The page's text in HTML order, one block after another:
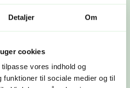
Detaljer Om
cookies
vores indhold og
funktioner til sociale medier og til
book et møde med os. Det er
Skræddersyet rejse
skræddersyr vi din drømmerejse